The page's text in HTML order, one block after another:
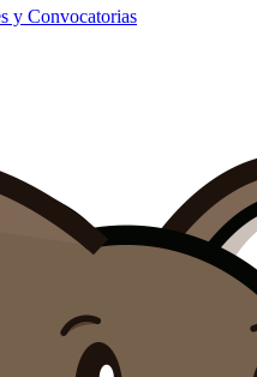
y Convocatorias